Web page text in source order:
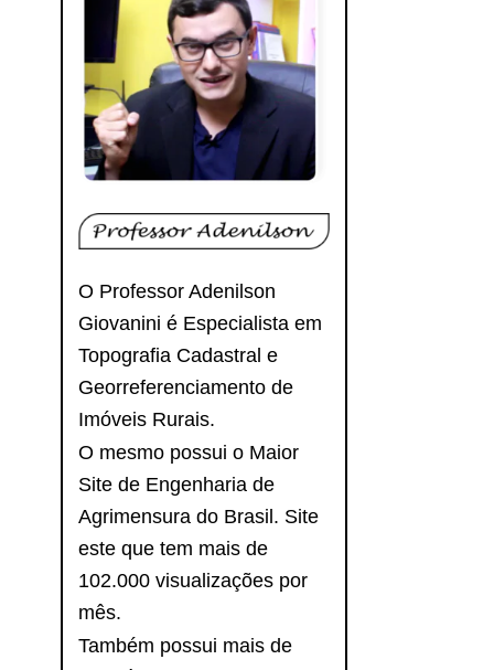
O Professor Adenilson
Giovanini é Especialista em
Topografia Cadastral e
Georreferenciamento de
Imóveis Rurais.
O mesmo possui o Maior
Site de Engenharia de
Agrimensura do Brasil. Site
este que tem mais de
102.000 visualizações por
mês.
Também possui mais de